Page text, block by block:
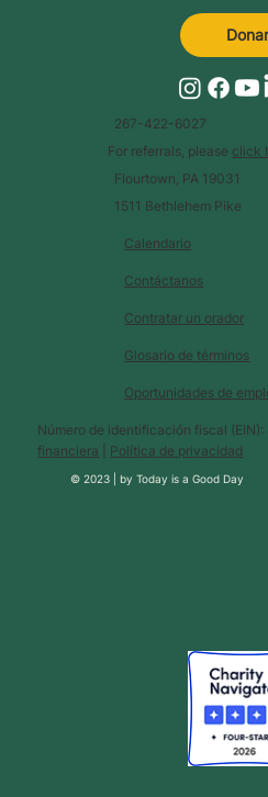
Calendario
Glosario de términos
Contáctanos
Contratar un orador
Oportunidades de
Número de identificación fiscal
financiera
Política de privacidad
© 2023 |byToday is a Good Day
267-422-6027
For referrals, please click
Flourtown, PA 19031
1511 Bethlehem Pike
Donar